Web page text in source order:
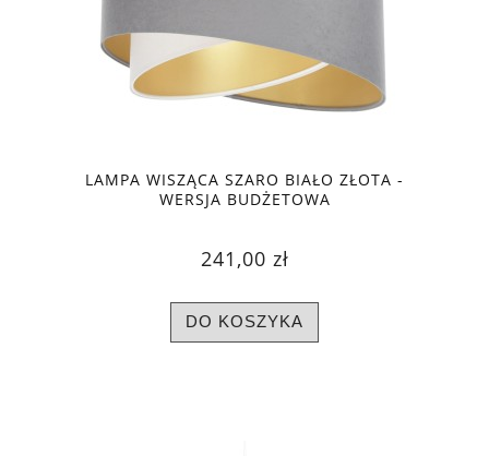
LAMPA WISZĄCA SZARO BIAŁO ZŁOTA -
WERSJA BUDŻETOWA
241,00 zł
DO KOSZYKA